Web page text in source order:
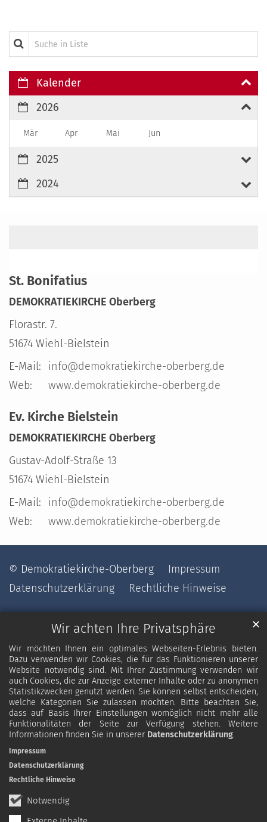
Wir achten Ihre Privatsphäre
Wir möchten Ihnen ein optimales Webseiten-Erlebnis bieten.
Dazu verwenden wir Cookies, die für das Funktionieren unserer
Website notwendig sind. Mit Ihrer Zustimmung verwenden wir
auch Cookies, die zur Anzeige externer Inhalte oder zu anonymen
Statistikzwecken genutzt werden. Sie können selbst entscheiden,
welche Kategorien Sie zulassen möchten. Bitte beachten Sie,
dass auf Basis Ihrer Einstellungen womöglich nicht mehr alle
Funktionalitäten der Seite zur Verfügung stehen. Weitere
Informationen finden Sie in unserer Datenschutzerklärung.
Notwendig
✕
Impressum
Datenschutzerklärung
Rechtliche Hinweise
Suche in Liste
Kalender
2026
Mär Apr Mai Jun
2025
2024
St. Bonifatius
DEMOKRATIEKIRCHE Oberberg
Florastr. 7.
51674 Wiehl-Bielstein
E-Mail:
info@demokratiekirche-oberberg.de
Web:
www.demokratiekirche-oberberg.de
Ev. Kirche Bielstein
DEMOKRATIEKIRCHE Oberberg
Gustav-Adolf-Straße 13
51674 Wiehl-Bielstein
E-Mail:
info@demokratiekirche-oberberg.de
Web:
www.demokratiekirche-oberberg.de
© Demokratiekirche-Oberberg
Impressum
Datenschutzerklärung
Rechtliche Hinweise